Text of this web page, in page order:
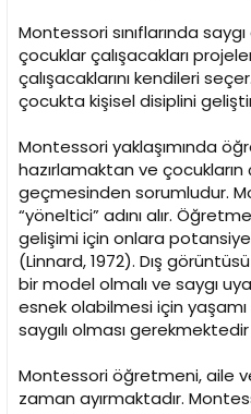
Montessori sınıflarında
çocuklar çalışacakları
çalışacaklarını kendileri
çocukta kişisel disiplini
Montessori yaklaşımında
hazırlamaktan ve
geçmesinden sorumludur.
“yöneltici” adını alır.
gelişimi için onlara
(Linnard, 1972). Dış
bir model olmalı ve saygı
esnek olabilmesi için yaşamı
saygılı olması
Montessori öğretmeni, aile
zaman ayırmaktadır.